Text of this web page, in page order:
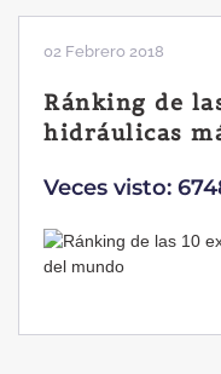
02 Febrero 2018
Ránking de
hidráulicas
Veces visto: